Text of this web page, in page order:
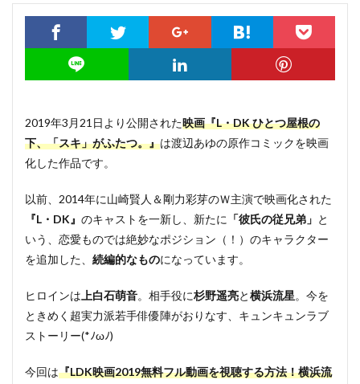
2019年3月21日より公開された映画『L・DK ひとつ屋根の
下、「スキ」がふたつ。』は渡辺あゆの原作コミックを映画
化した作品です。
以前、2014年に山崎賢人＆剛力彩芽のＷ主演で映画化された
『L・DK』 のキャストを一新し、新たに 「彼氏の従兄弟」 と
いう、恋愛ものでは絶妙なポジション（！）のキャラクター
を追加した、 続編的なものになっています。
ヒロインは 上白石萌音。相手役に杉野遥亮と横浜流星。今を
ときめく超実力派若手俳優陣がおりなす、キュンキュンラブ
ストーリー(*ﾉωﾉ)
今回は『LDK映画2019無料フル動画を視聴する方法！横浜流